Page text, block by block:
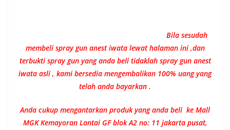
Bila sesudah
membeli spray gun anest iwata lewat halaman ini ,dan
terbukti spray gun yang anda beli tidaklah spray gun anest
iwata asli , kami bersedia mengembalikan 100% uang yang
telah anda bayarkan .
Anda cukup mengantarkan produk yang anda beli ke Mall
MGK Kemayoran Lantai GF blok A2 no: 11 jakarta pusat,